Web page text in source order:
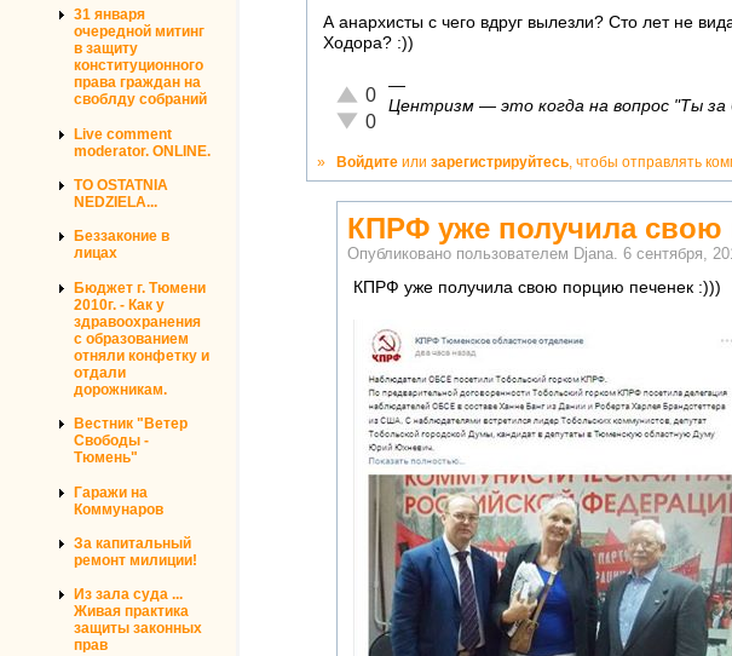
31 января
очередной митинг
в защиту
конституционного
права граждан на
своблду собраний
Live comment
moderator. ONLINE.
TO OSTATNIA
NEDZIELA...
Беззаконие в
лицах
Бюджет г. Тюмени
2010г. - Как у
здравоохранения
с образованием
отняли конфетку и
отдали
дорожникам.
Вестник "Ветер
Свободы -
Тюмень"
Гаражи на
Коммунаров
За капитальный
ремонт милиции!
Из зала суда ...
Живая практика
защиты законных
прав
А анархисты с чего вдруг вылезли? Сто лет не
Ходора? :))
Отлично!
0
Неадекватно!
0
—
Центризм — это когда на вопрос "Ты за
» Войдите или зарегистрируйтесь, чтобы отправлять
КПРФ уже получила
Опубликовано пользователем Djana. 6 сентября,
КПРФ уже получила свою порцию печенек :)))